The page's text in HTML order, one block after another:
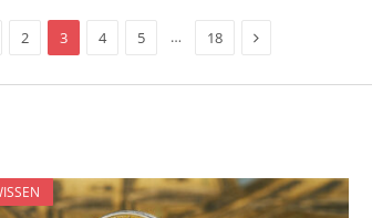
2 3 4 5 … 18 Next